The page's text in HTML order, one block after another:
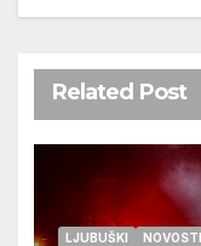
Related Post
LJUBUŠKI NOVOSTI